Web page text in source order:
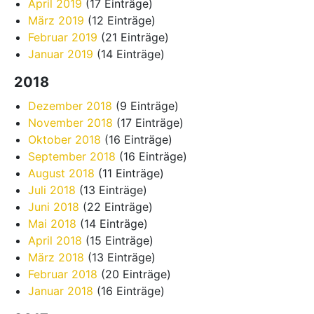
April 2019 (17 Einträge)
März 2019 (12 Einträge)
Februar 2019 (21 Einträge)
Januar 2019 (14 Einträge)
2018
Dezember 2018 (9 Einträge)
November 2018 (17 Einträge)
Oktober 2018 (16 Einträge)
September 2018 (16 Einträge)
August 2018 (11 Einträge)
Juli 2018 (13 Einträge)
Juni 2018 (22 Einträge)
Mai 2018 (14 Einträge)
April 2018 (15 Einträge)
März 2018 (13 Einträge)
Februar 2018 (20 Einträge)
Januar 2018 (16 Einträge)